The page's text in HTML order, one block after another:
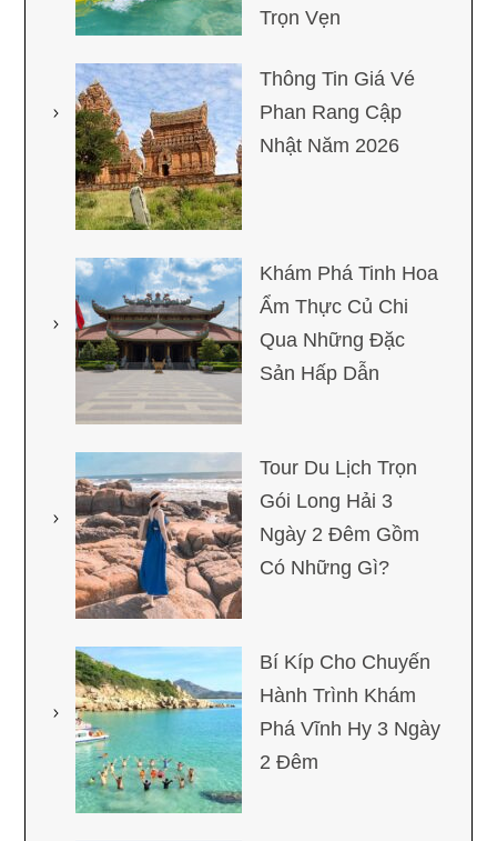
Trọn Vẹn
Thông Tin Giá Vé
Phan Rang Cập
Nhật Năm 2026
Khám Phá Tinh Hoa
Ẩm Thực Củ Chi
Qua Những Đặc
Sản Hấp Dẫn
Tour Du Lịch Trọn
Gói Long Hải 3
Ngày 2 Đêm Gồm
Có Những Gì?
Bí Kíp Cho Chuyến
Hành Trình Khám
Phá Vĩnh Hy 3 Ngày
2 Đêm